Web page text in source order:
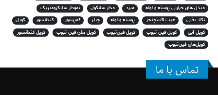
مبدل های حرارتی پوسته و لوله
مبرد مدار سابکول
نمودار سایکرومتریک
نکات فنی
هیت اکسچنجر پوسته و لوله چیلر کمپرسور کندانسور
کویل
کویل آبی
کویل فین تیوب کویل فین‌تیوب کویل های فین تیوب
کویل کندانسور
کویل‌های فین‌تیوب
تماس با ما